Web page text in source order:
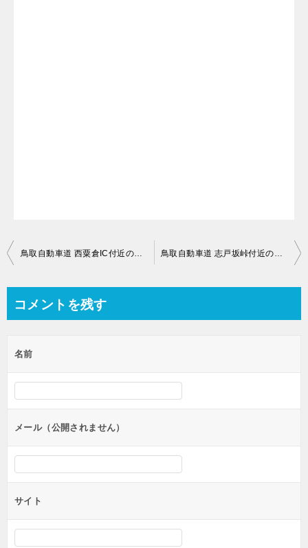
投
ビ
ー
シ
ン
鳥取自動車道 西粟倉IC付近のライブカメラ【岡山県英田郡西粟倉村影石】 鳥取自動車道 志戸坂峠付近のライブカメラ【鳥取県八頭郡智頭町駒帰】
コメントを残す
名前
メール（公開されません）
サイト